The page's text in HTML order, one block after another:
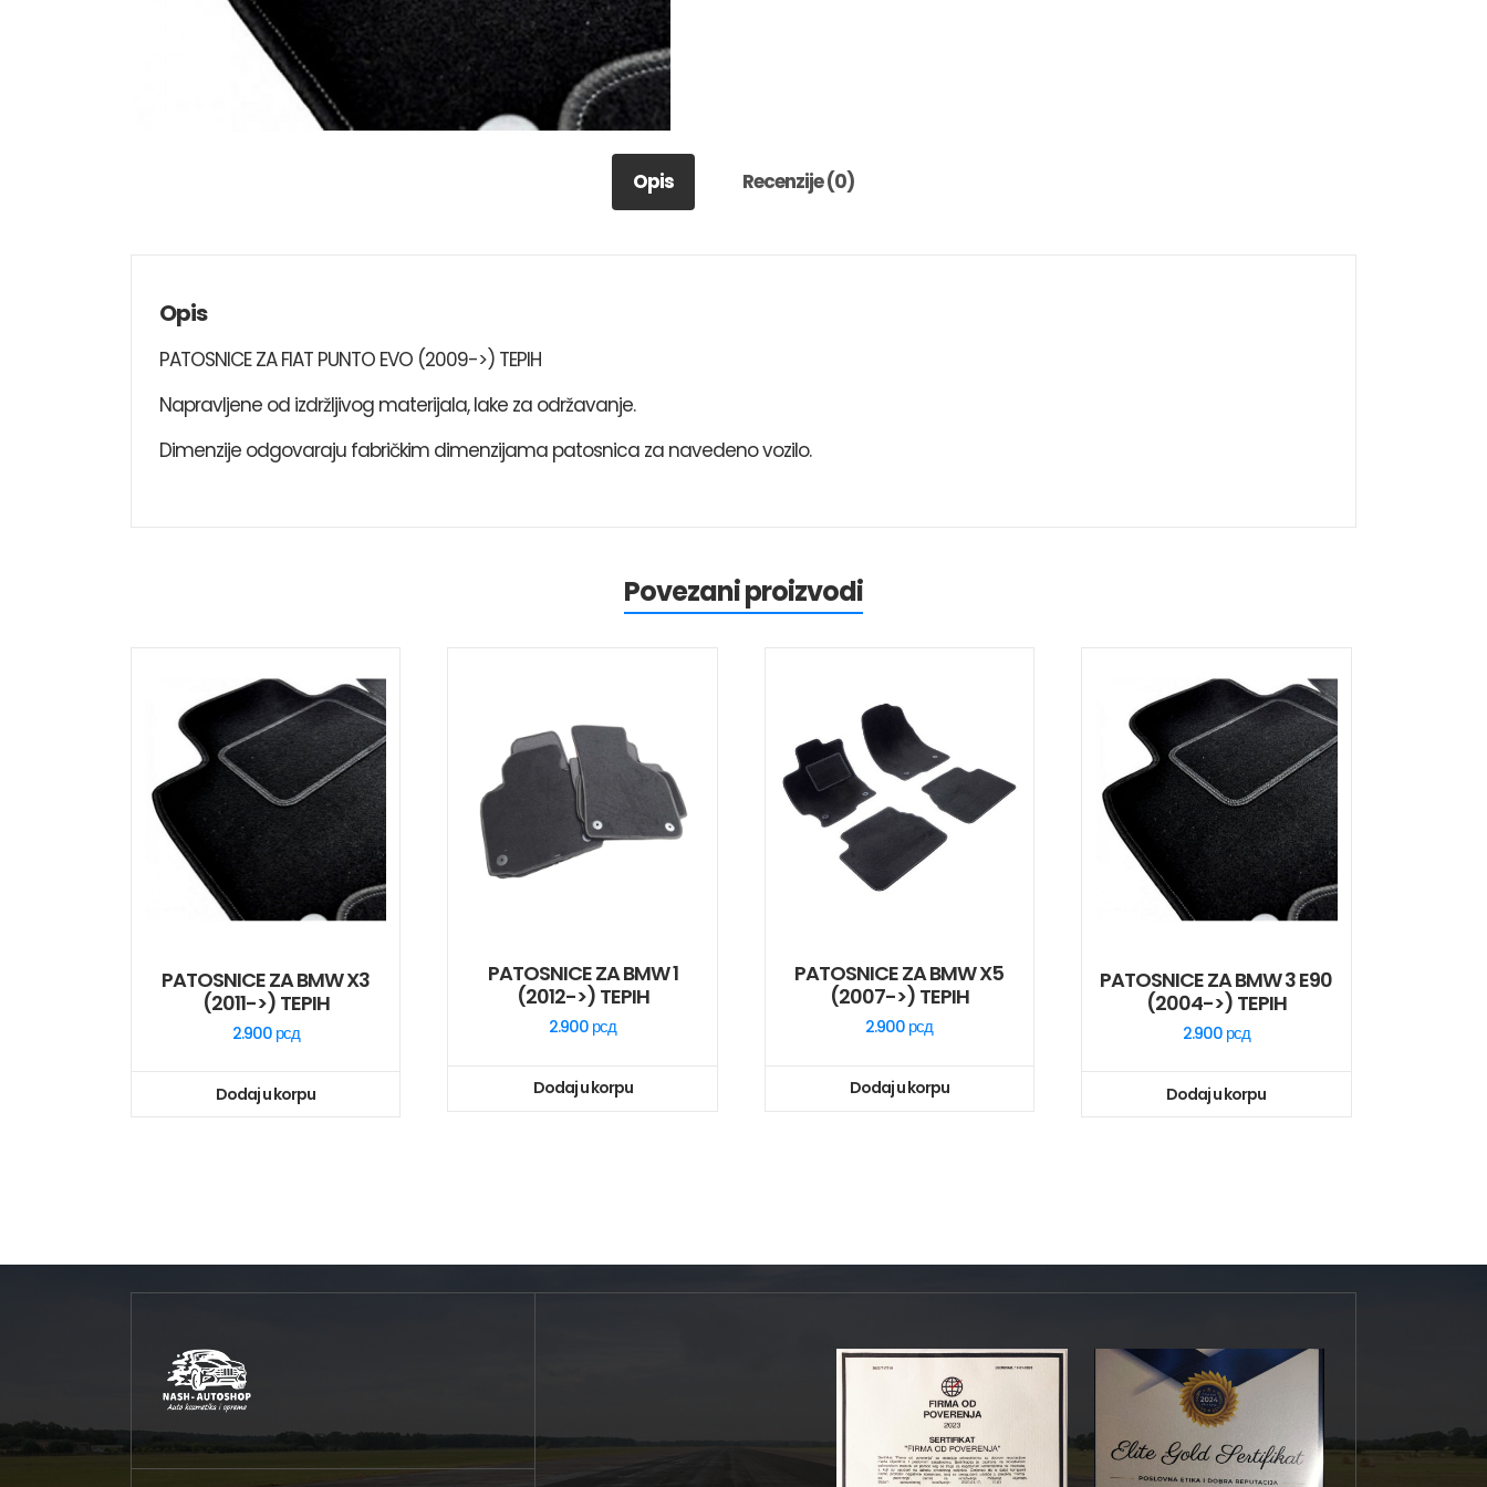
Opis Recenzije (0)
Opis
PATOSNICE ZA FIAT PUNTO EVO (2009->) TEPIH
Napravljene od izdržljivog materijala, lake za održavanje.
Dimenzije odgovaraju fabričkim dimenzijama patosnica za navedeno vozilo.
Povezani proizvodi
PATOSNICE ZA BMW X3
(2011->) TEPIH
2.900 рсд
Dodaj u korpu
PATOSNICE ZA BMW 1
(2012->) TEPIH
2.900 рсд
Dodaj u korpu
PATOSNICE ZA BMW X5
(2007->) TEPIH
2.900 рсд
Dodaj u korpu
PATOSNICE ZA BMW 3 E90
(2004->) TEPIH
2.900 рсд
Dodaj u korpu